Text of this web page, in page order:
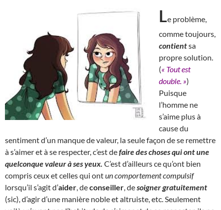
Le problème,
comme toujours,
contientsa
propre solution.
(« Tout est
double. »)
Puisque
l’homme ne
s’aime plus à
cause du
sentiment d’un manque de valeur, la seule façon de se remettre
à s’aimer et à se respecter, c’est defaire des choses qui ont une
quelconque valeur à ses yeux. C’est d’ailleurs ce qu’ont bien
compris ceux et celles qui ontun comportement compulsif
lorsqu’il s’agit d’aider , deconseiller , desoigner gratuitement
(sic), d’agir d’une manière noble et altruiste, etc. Seulement